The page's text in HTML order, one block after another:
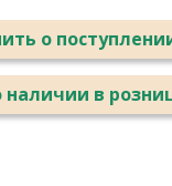
о
наличии в